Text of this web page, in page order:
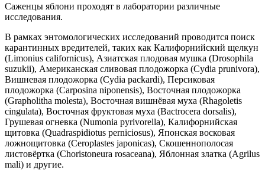
Саженцы яблони проходят в лаборатории различные
исследования.
В рамках энтомологических исследований проводится поиск
карантинных вредителей, таких как Калифорнийский щелкун
(Limonius californicus), Азиатская плодовая мушка (Drosophila
suzukii), Американская сливовая плодожорка (Cydia prunivora),
Вишневая плодожорка (Cydia packardi), Персиковая
плодожорка (Carposina niponensis), Восточная плодожорка
(Grapholitha molesta), Восточная вишнёвая муха (Rhagoletis
cingulata), Восточная фруктовая муха (Bactrocera dorsalis),
Грушевая огневка (Numonia pyrivorella), Калифорнийская
щитовка (Quadraspidiotus perniciosus), Японская восковая
ложнощитовка (Ceroplastes japonicas), Скошеннополосая
листовёртка (Choristoneura rosaceana), Яблонная златка (Agrilus
mali) и другие.